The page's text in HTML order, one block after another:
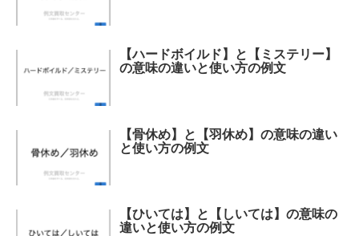
【ハードボイルド】と【ミステリー】
の意味の違いと使い方の例文
【骨休め】と【羽休め】の意味の違い
と使い方の例文
【ひいては】と【しいては】の意味の
違いと使い方の例文